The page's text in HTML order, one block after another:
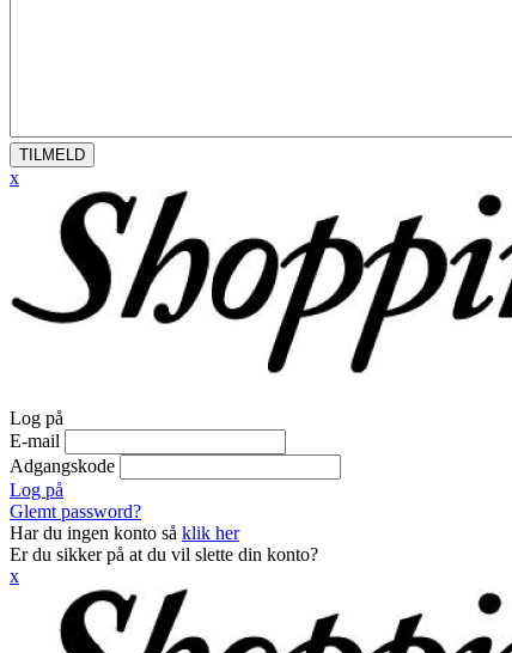
TILMELD
x
Log på
E-mail
Adgangskode
Log på
Glemt password?
Har du ingen konto så klik her
Er du sikker på at du vil slette din konto?
x